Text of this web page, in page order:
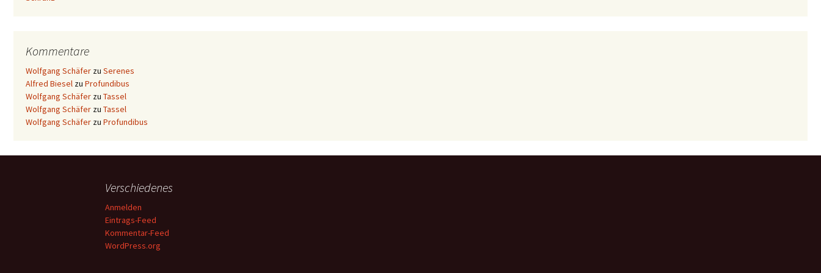
Kommentare
Wolfgang Schäfer zu Serenes
Alfred Biesel zu Profundibus
Wolfgang Schäfer zu Tassel
Wolfgang Schäfer zu Tassel
Wolfgang Schäfer zu Profundibus
Verschiedenes
Anmelden
Eintrags-Feed
Kommentar-Feed
WordPress.org